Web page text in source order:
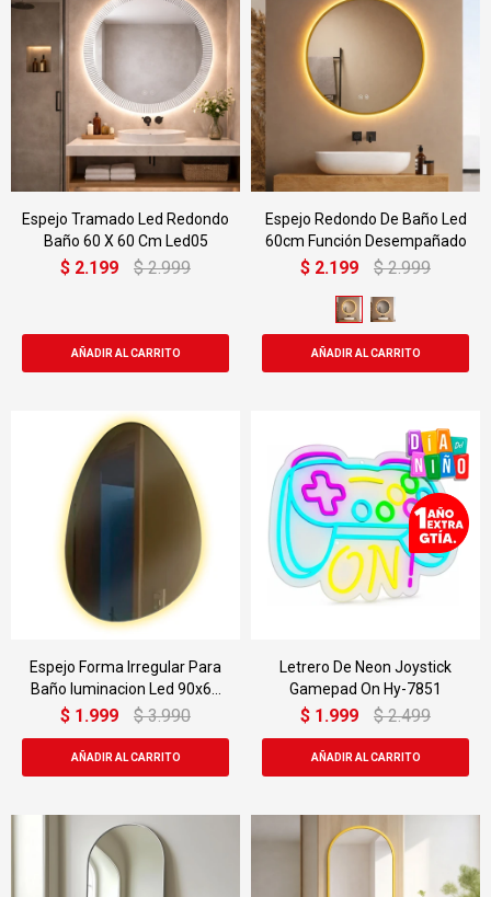
Espejo Tramado Led Redondo
Baño 60 X 60 Cm Led05
$ 2.199 $ 2.999
Espejo Redondo De Baño Led
60cm Función Desempañado
$ 2.199 $ 2.999
Espejo Forma Irregular Para
Baño Iuminacion Led 90x60
Cm
$ 1.999 $ 3.990
Letrero De Neon Joystick
Gamepad On Hy-7851
$ 1.999 $ 2.499